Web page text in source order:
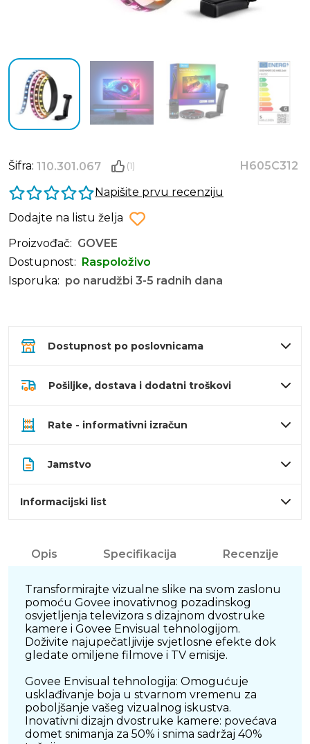
Šifra: 110.301.067 (1)
H605C312
Napišite prvu recenziju
Dodajte na listu želja
Proizvođač: GOVEE
Dostupnost:
Raspoloživo
Isporuka: po narudžbi 3-5 radnih dana
Dostupnost po poslovnicama
Pošiljke, dostava i dodatni troškovi
Rate - informativni izračun
Jamstvo
Informacijski list
Opis Specifikacija Recenzije
Transformirajte vizualne slike na svom zaslonu
pomoću Govee inovativnog pozadinskog
osvjetljenja televizora s dizajnom dvostruke
kamere i Govee Envisual tehnologijom.
Doživite najupečatljivije svjetlosne efekte dok
gledate omiljene filmove i TV emisije.
Govee Envisual tehnologija: Omogućuje
usklađivanje boja u stvarnom vremenu za
poboljšanje vašeg vizualnog iskustva.
Inovativni dizajn dvostruke kamere: povećava
domet snimanja za 50% i snima sadržaj 40%